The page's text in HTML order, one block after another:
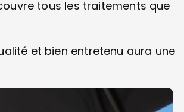
tous les traitements que
et bien entretenu aura une